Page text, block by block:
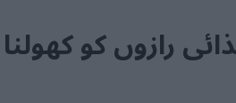
رازوں کو کھولنا